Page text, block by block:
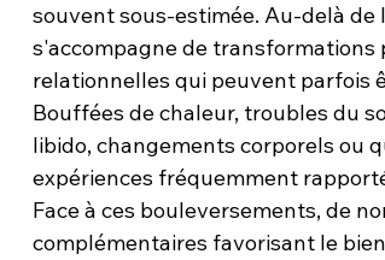
souvent sous-estimée. Au-delà
s'accompagne de
relationnelles qui peuvent parfois
Bouffées de chaleur, troubles du
libido, changements corporels ou
expériences fréquemment
Face à ces bouleversements, de
complémentaires favorisant le